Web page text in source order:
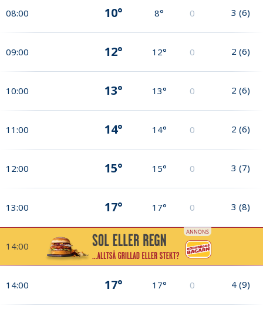
08:00 10° 8° 0 3 (6)
09:00 12° 12° 0 2 (6)
10:00 13° 13° 0 2 (6)
11:00 14° 14° 0 2 (6)
12:00 15° 15° 0 3 (7)
13:00 17° 17° 0 3 (8)
14:00
14:00 17° 17° 0 4 (9)